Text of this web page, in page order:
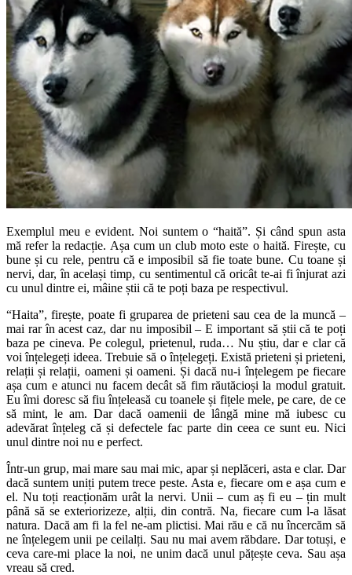
Exemplul meu e evident. Noi suntem o “haită”. Și când spun asta
mă refer la redacție. Așa cum un club moto este o haită. Firește, cu
bune și cu rele, pentru că e imposibil să fie toate bune. Cu toane și
nervi, dar, în același timp, cu sentimentul că oricât te-ai fi înjurat azi
cu unul dintre ei, mâine știi că te poți baza pe respectivul.
“Haita”, firește, poate fi gruparea de prieteni sau cea de la muncă –
mai rar în acest caz, dar nu imposibil – E important să știi că te poți
baza pe cineva. Pe colegul, prietenul, ruda… Nu știu, dar e clar că
voi înțelegeți ideea. Trebuie să o înțelegeți. Există prieteni și prieteni,
relații și relații, oameni și oameni. Și dacă nu-i înțelegem pe fiecare
așa cum e atunci nu facem decât să fim răutăcioși la modul gratuit.
Eu îmi doresc să fiu înțeleasă cu toanele și fițele mele, pe care, de ce
să mint, le am. Dar dacă oamenii de lângă mine mă iubesc cu
adevărat înțeleg că și defectele fac parte din ceea ce sunt eu. Nici
unul dintre noi nu e perfect.
Într-un grup, mai mare sau mai mic, apar și neplăceri, asta e clar. Dar
dacă suntem uniți putem trece peste. Asta e, fiecare om e așa cum e
el. Nu toți reacționăm urât la nervi. Unii – cum aș fi eu – țin mult
până să se exteriorizeze, alții, din contră. Na, fiecare cum l-a lăsat
natura. Dacă am fi la fel ne-am plictisi. Mai rău e că nu încercăm să
ne înțelegem unii pe ceilalți. Sau nu mai avem răbdare. Dar totuși, e
ceva care-mi place la noi, ne unim dacă unul pățește ceva. Sau așa
vreau să cred.